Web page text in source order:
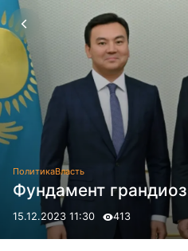
ПолитикаВласть
Фундамент
15.12.2023 11:30 413